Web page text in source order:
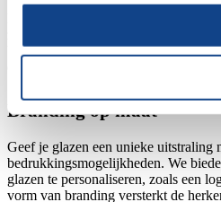
De Mambo 25cl is gemaakt van
zorgt ervoor dat de glazen stevig en
bij dagelijks en intensief gebruik.
Branding op maat
Geef je glazen een unieke uitstraling
bedrukkingsmogelijkheden. We
glazen te personaliseren, zoals een
vorm van branding versterkt de